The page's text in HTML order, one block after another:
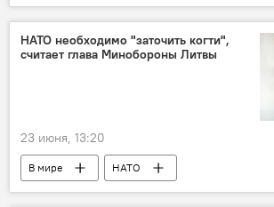
Белоруссия
Политика
граница
государственная граница
Общество
НАТО необходимо "заточить когти",
считает глава Минобороны Литвы
23 июня, 13:20
В мире
НАТО
Североатлантический альянс
Литва